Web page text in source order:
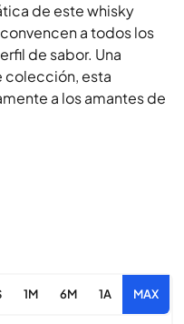
de este whisky
a todos los
de sabor. Una
colección, esta
a los amantes de
1M 6M 1A MAX